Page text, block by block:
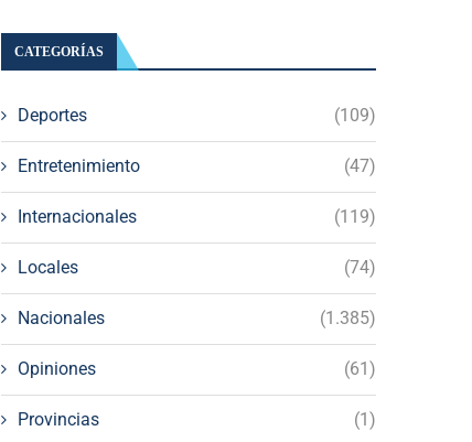
CATEGORÍAS
Deportes (109)
Entretenimiento (47)
Internacionales (119)
Locales (74)
Nacionales (1.385)
Opiniones (61)
Provincias (1)